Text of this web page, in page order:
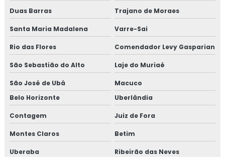
Consultoria em rastreabilidade e recall
Consultoria em reciclagem auditores internos iso9001
Consultoria em reciclagem equipe HACCP
Consultoria em reciclagem sobre segurança dos
alimentos
Consultoria em registro na anvisa
Consultoria em registro de produtos na anvisa
Duas Barras Trajano de Moraes
Santa Maria Madalena Varre-Sai
Rio das Flores Comendador Levy Gasparian
São Sebastião do Alto Laje do Muriaé
São José de Ubá
Macuco
Belo Horizonte
Uberlândia
Contagem Juiz de Fora
Montes Claros Betim
Uberaba Ribeirão das Neves